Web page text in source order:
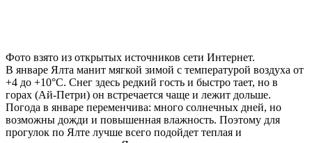
Фото взято из открытых источников сети Интернет.
В январе Ялта манит мягкой зимой с температурой воздуха от
+4 до +10°C. Снег здесь редкий гость и быстро тает, но в
горах (Ай-Петри) он встречается чаще и лежит дольше.
Погода в январе переменчива: много солнечных дней, но
возможны дожди и повышенная влажность. Поэтому для
прогулок по Ялте лучше всего подойдет теплая и